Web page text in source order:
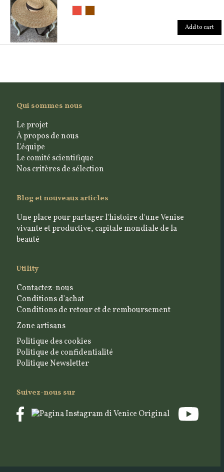
Add to cart
Qui sommes nous
Le projet
À propos de nous
L'équipe
Le comité scientifique
Nos critères de sélection
Blog et nouveaux articles
Une place pour partager l'histoire d'une Venise
vivante et productive, capitale mondiale de la
beauté
Utility
Contactez-nous
Conditions d'achat
Conditions de retour et de remboursement
Zone artisans
Politique des cookies
Politique de confidentialité
Politique Newsletter
Suivez-nous sur